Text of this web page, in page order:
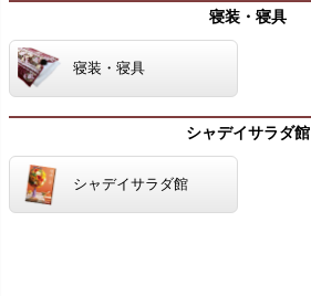
寝装・寝具
寝装・寝具
シャデイサラダ館
シャデイサラダ館